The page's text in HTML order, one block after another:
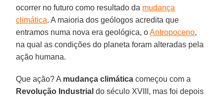
ocorrer no futuro como resultado da mudança
climática. A maioria dos geólogos acredita que
entramos numa nova era geológica, oAntropoceno,
na qual as condições do planeta foram alteradas pela
ação humana.
Que ação? A mudança climática começou com a
Revolução Industrial do século XVIII, mas foi depois